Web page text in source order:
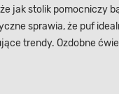
jak stolik pomocniczy
sprawia, że puf
trendy. Ozdobne